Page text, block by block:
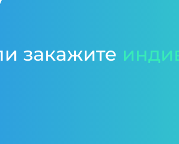
закажите